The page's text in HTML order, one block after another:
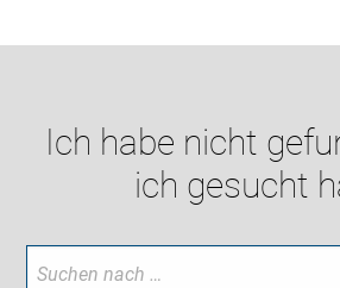
Ich habe nicht
ich gesucht